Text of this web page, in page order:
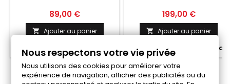
Prix
89,00 €
 Ajouter au panier
Fabriqué a la commande
Prix
199,00 €
 Ajouter au panier
Fabriqué a la commande
Nous respectons votre vie privée
Nous utilisons des cookies pour améliorer votre
expérience de navigation, afficher des publicités ou du